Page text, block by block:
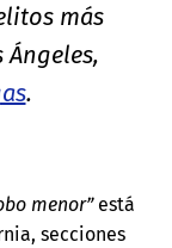
más
Ángeles,
.
menor”está
secciones